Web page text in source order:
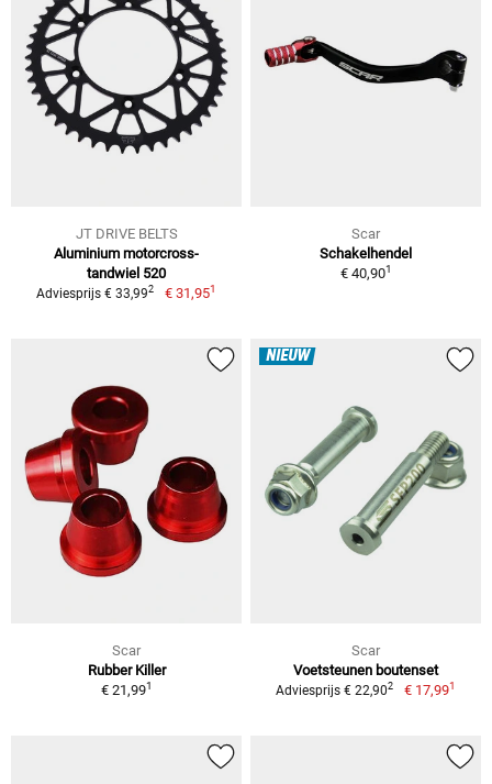
JT DRIVE BELTS
Aluminium motorcross-
tandwiel 520
Adviesprijs € 33,992 € 31,951
Scar
Schakelhendel
€ 40,901
Scar
Rubber Killer
€ 21,991
NIEUW
Scar
Voetsteunen boutenset
Adviesprijs € 22,902 € 17,991